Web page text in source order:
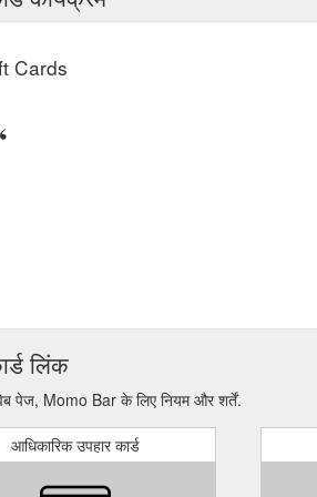
Cards
लिंक
वेब पेज, Momo Bar के लिए नियम और शर्तें.
आधिकारिक उपहार कार्ड